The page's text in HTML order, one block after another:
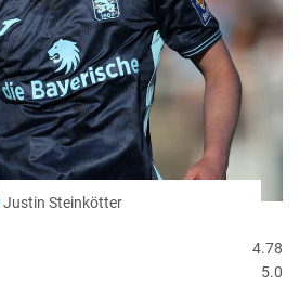
Justin Steinkötter
4.78
5.0